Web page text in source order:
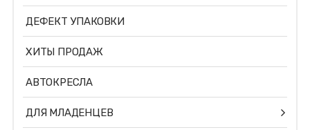
ДЕФЕКТ УПАКОВКИ
ХИТЫ ПРОДАЖ
АВТОКРЕСЛА
ДЛЯ МЛАДЕНЦЕВ